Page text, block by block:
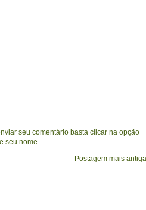
seu comentário basta clicar na opção
seu nome.
Postagem mais antiga